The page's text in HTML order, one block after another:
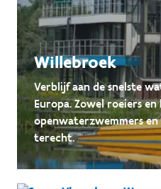
Willebroek
Verblijf aan de snelste
Europa. Zowel roeiers en
openwaterzwemmers
terecht.